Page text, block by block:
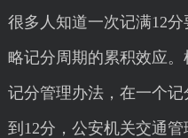
很多人知道一次记满12
略记分周期的累积效应
记分管理办法，在一个
到12分，公安机关交通管